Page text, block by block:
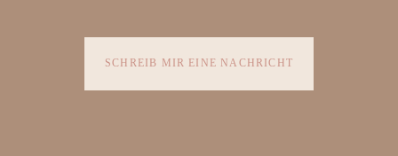
SCHREIB MIR EINE NACHRICHT